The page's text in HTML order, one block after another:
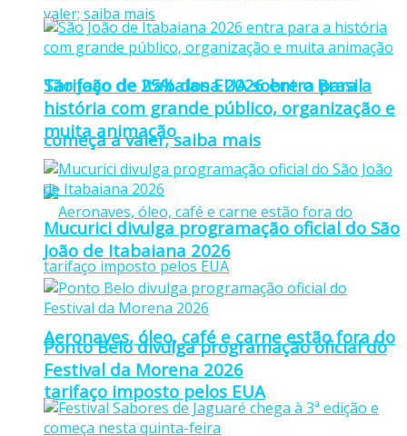
Tarifaço de 25% dos EUA sobre o Brasil
começa a valer; saiba mais
Aeronaves, óleo, café e carne estão fora do
tarifaço imposto pelos EUA
São João de Itabaiana 2026 entra para a
história com grande público, organização e
muita animação
Mucurici divulga programação oficial do São
João de Itabaiana 2026
Ponto Belo divulga programação oficial do
Festival da Morena 2026